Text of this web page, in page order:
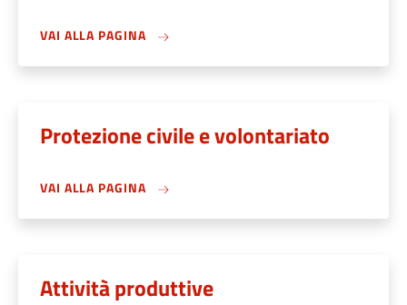
VAI ALLA PAGINA
Protezione civile e volontariato
VAI ALLA PAGINA
Attività produttive